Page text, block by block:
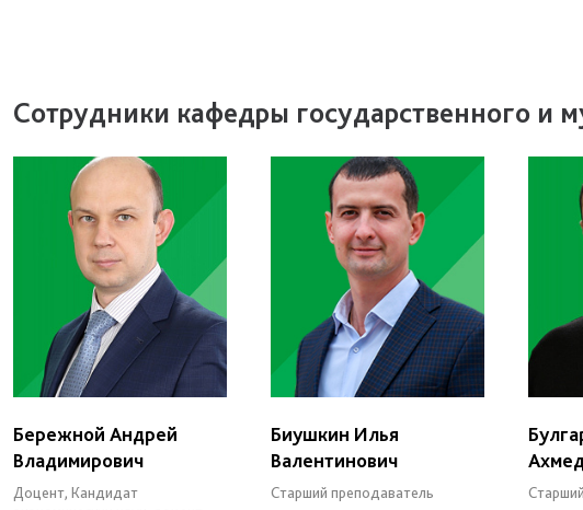
Сотрудники кафедры государственного и
Бережной Андрей
Владимирович
Доцент, Кандидат
Биушкин Илья
Валентинович
Старший преподаватель